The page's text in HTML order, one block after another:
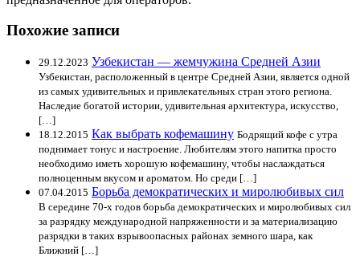
Похожие записи
29.12.2023 Узбекистан — жемчужина Средней Азии
Узбекистан, расположенный в центре Средней Азии, является одной
из самых удивительных и привлекательных стран этого региона.
Наследие богатой истории, удивительная архитектура, искусство,
[…]
18.12.2015 Как выбрать кофемашину Бодрящий кофе с утра
поднимает тонус и настроение. Любителям этого напитка просто
необходимо иметь хорошую кофемашину, чтобы наслаждаться
полноценным вкусом и ароматом. Но среди […]
07.04.2015 Борьба демократических и миролюбивых сил
В середине 70-х годов борьба демократических и миролюбивых сил
за разрядку международной напряженности и за материализацию
разрядки в таких взрывоопасных районах земного шара, как
Ближний […]